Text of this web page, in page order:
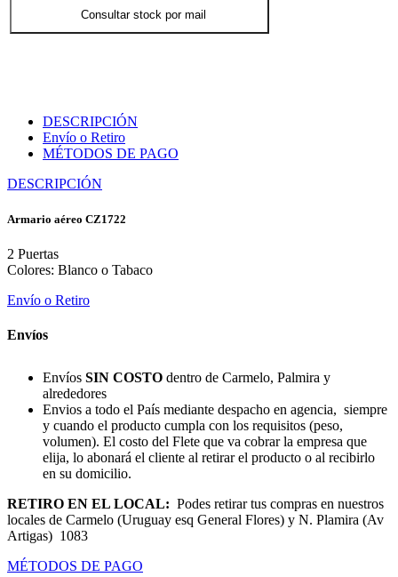
Consultar stock por mail
DESCRIPCIÓN
Envío o Retiro
MÉTODOS DE PAGO
DESCRIPCIÓN
Armario aéreo CZ1722
2 Puertas
Colores: Blanco o Tabaco
Envío o Retiro
Envíos
Envíos SIN COSTO dentro de Carmelo, Palmira y
alrededores
Envios a todo el País mediante despacho en agencia, siempre
y cuando el producto cumpla con los requisitos (peso,
volumen). El costo del Flete que va cobrar la empresa que
elija, lo abonará el cliente al retirar el producto o al recibirlo
en su domicilio.
RETIRO EN EL LOCAL: Podes retirar tus compras en nuestros
locales de Carmelo (Uruguay esq General Flores) y N. Plamira (Av
Artigas) 1083
MÉTODOS DE PAGO